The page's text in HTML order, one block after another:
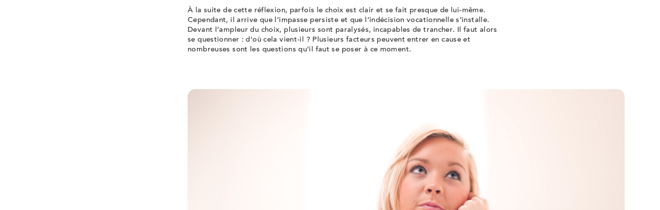
À la suite de cette réflexion, parfois le choix est clair et se fait presque de lui-même.
Cependant, il arrive que l’impasse persiste et que l’indécision vocationnelle s’installe.
Devant l’ampleur du choix, plusieurs sont paralysés, incapables de trancher. Il faut alors
se questionner : d’où cela vient-il ? Plusieurs facteurs peuvent entrer en cause et
nombreuses sont les questions qu’il faut se poser à ce moment.